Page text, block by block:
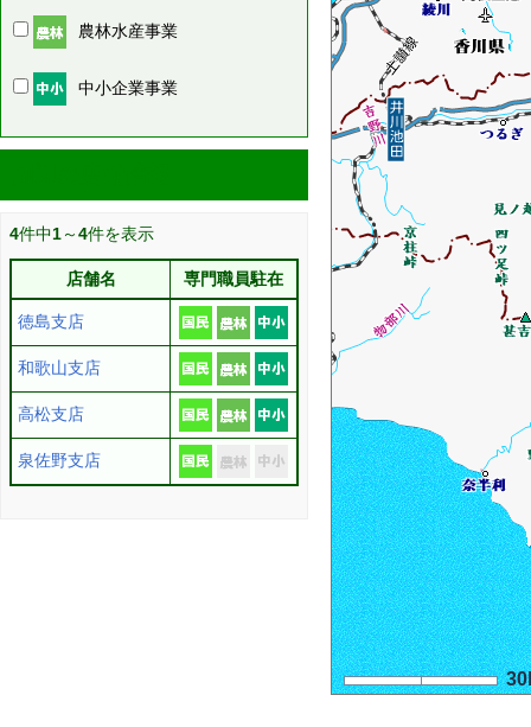
農林水産事業
中小企業事業
4件中1～4件を表示
店舗名 専門職員駐在
徳島支店
和歌山支店
高松支店
泉佐野支店